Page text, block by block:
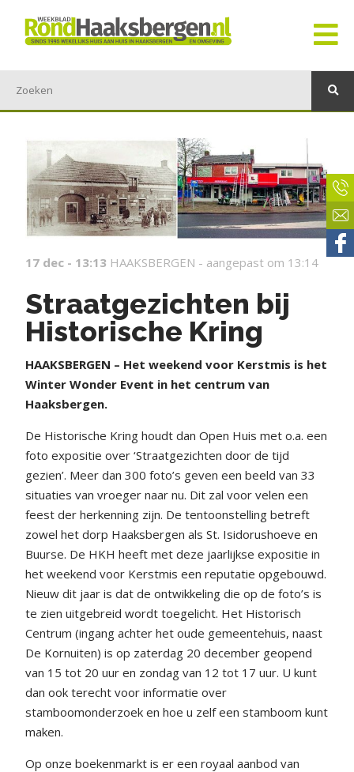
17 dec - 13:13 HAAKSBERGEN - aangepast om 13:14
Straatgezichten bij
Historische Kring
HAAKSBERGEN – Het weekend voor Kerstmis is het
Winter Wonder Event in het centrum van
Haaksbergen.
De Historische Kring houdt dan Open Huis met o.a. een
foto expositie over ‘Straatgezichten door de tijd
gezien’. Meer dan 300 foto’s geven een beeld van 33
situaties van vroeger naar nu. Dit zal voor velen een
feest der herkenning zijn. De tentoonstelling betreft
zowel het dorp Haaksbergen als St. Isidorushoeve en
Buurse. De HKH heeft met deze jaarlijkse expositie in
het weekend voor Kerstmis een reputatie opgebouwd.
Nieuw dit jaar is dat de ontwikkeling die op de foto’s is
te zien uitgebreid wordt toegelicht. Het Historisch
Centrum (ingang achter het oude gemeentehuis, naast
De Kornuiten) is op zaterdag 20 december geopend
van 15 tot 20 uur en zondag van 12 tot 17 uur. U kunt
dan ook terecht voor informatie over
stamboomonderzoek en hoe u zelf een stamboom kunt
maken.
Op onze boekenmarkt is er een royaal aanbod van